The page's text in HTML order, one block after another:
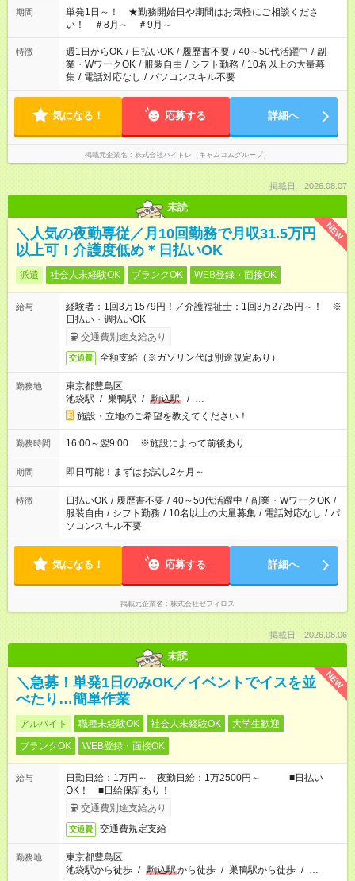
期間
単発1日～！ ★勤務開始日や期間はお気軽にご相談くださ
い！ ＃8月～ ＃9月～
特徴 週1日からOK / 日払いOK / 履歴書不要 / 40～50代活躍中 / 副
業・WワークOK / 服装自由 / シフト勤務 / 10名以上の大量募
集 / 電話対応なし / パソコンスキル不要
気になる！ 応募する 詳細へ
掲載元企業名 株式会社バイトレ（キャムコムグループ）
掲載日：2026.08.07
未読
NEW
＼人気の夜勤専従／月10回勤務で月収31.5万円
以上可！介護度低め＊日払いOK
派遣 社会人未経験OK ブランクOK WEB登録・面接OK
給与
経験者：1回3万1579円！／介護福祉士：1回3万2725円～！ ※
日払い・週払いOK
交通費別途支給あり
交通費 全額支給（※ガソリン代は別途規定あり）
勤務地
東京都豊島区
池袋駅 / 巣鴨駅 / 駒込駅 / …
施設・立地のご希望を教えてください！
勤務時間 16:00～翌9:00 ※施設によって前後あり
期間 即日可能！まずはお試し2ヶ月～
特徴 日払いOK / 履歴書不要 / 40～50代活躍中 / 副業・WワークOK /
服装自由 / シフト勤務 / 10名以上の大量募集 / 電話対応なし / パ
ソコンスキル不要
気になる！ 応募する 詳細へ
掲載元企業名 株式会社ゼフィロス
掲載日：2026.08.06
未読
NEW
＼急募！単発1日のみOK／イベントでイスを並
べたり…簡単作業
アルバイト 職種未経験OK 社会人未経験OK
大学生歓迎
ブランクOK
WEB登録・面接OK
給与
日勤日給：1万円～ 夜勤日給：1万2500円～ ■日払い
OK！ ■日給保証あり！
交通費別途支給あり
交通費 交通費規定支給
勤務地
東京都豊島区
池袋駅から徒歩 / 駒込駅から徒歩 / 巣鴨駅から徒歩 / …